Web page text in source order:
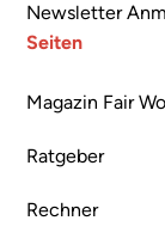
Newsletter
Seiten
Magazin Fair
Ratgeber
Rechner